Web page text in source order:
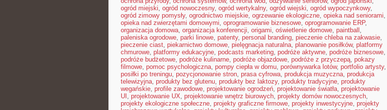
ogród miejski, ogród nowoczesny, ogród wertykalny, ogród wiejski, ogród wypoczynkowy,
ogród zimowy pomysły, ogrodnictwo miejskie, ogrzewanie ekologiczne, opieka nad seniorami,
opieka nad zwierzętami domowymi, oprogramowanie biznesowe, oprogramowanie ERP,
organizacja domowa, organizacja konferencji, origami, oświetlenie domowe, paintball ,
paleniska ogrodowe, parki linowe, patenty, personal branding, pieczenie chleba na zakwasie,
pieczenie ciast, piekarnictwo domowe, pielęgnacja naturalna, planowanie posiłków, platformy
chmurowe, platformy edukacyjne, podcasts marketing, podróże aktywne, podróże biznesowe,
podróże budżetowe, podróże kulinarne, podróże objazdowe, podróże z przyczepą, pokazy
filmowe, pomoc psychologiczna, pompy ciepła w domu, porównywarka lotów, portfolio artysty,
posiłki po treningu, pozycjonowanie stron, prasa cyfrowa, produkcja muzyczna, produkcja
telewizyjna, produkty bez glutenu, produkty bez laktozy, produkty tradycyjne, produkty
wegańskie, profile zawodowe, projektowanie ogrodzeń, projektowanie światła, projektowanie
UI , projektowanie UX, projektowanie wnętrz biurowych, projekty domów nowoczesnych,
projekty ekologiczne społeczne, projekty graficzne firmowe, projekty inwestycyjne, projekty